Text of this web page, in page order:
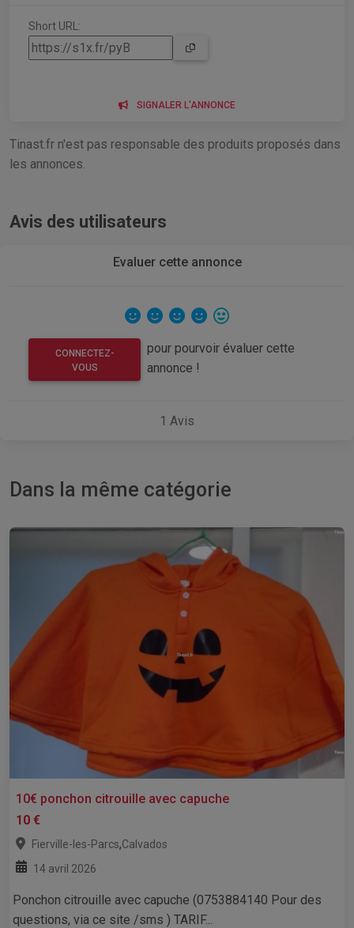
Short URL:
SIGNALER L'ANNONCE
Tinast.fr n'est pas responsable des produits proposés dans
les annonces.
Avis des utilisateurs
Evaluer cette annonce
CONNECTEZ-
VOUS
pour pourvoir évaluer cette
annonce !
1 Avis
Dans la même catégorie
10€ ponchon citrouille avec capuche
10 €
Fierville-les-Parcs,Calvados
14 avril 2026
Ponchon citrouille avec capuche (0753884140 Pour des
questions, via ce site /sms ) TARIF...